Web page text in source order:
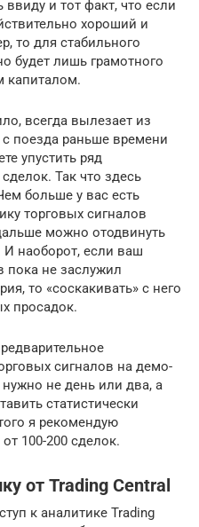
и тот факт, что если
хороший и
то для стабильного
будет лишь грамотного
капиталом.
всегда вылезает из
поезда раньше времени
упустить ряд
Так что здесь
больше у вас есть
торговых сигналов
можно отодвинуть
И наоборот, если ваш
пока не заслужил
то «соскакивать» с него
просадок.
сигналов на демо-
нужно не день или два, а
статистически
я рекомендую
100-200 сделок.
от Trading Central
к аналитике Trading